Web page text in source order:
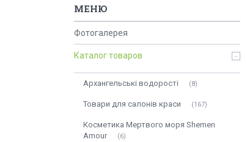
Фотогалерея
Каталог товаров
Архангельські водорості 8
Товари для салонів краси 167
Косметика Мертвого моря Shemen
Amour
6